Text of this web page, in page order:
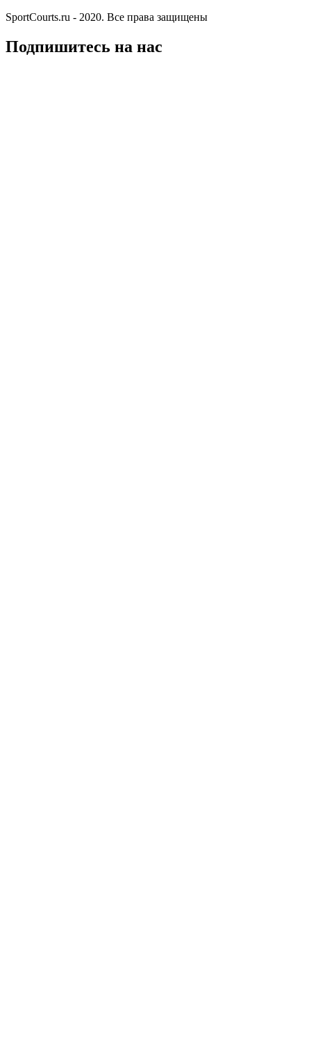
SportCourts.ru - 2020. Все права защищены
Подпишитесь на нас